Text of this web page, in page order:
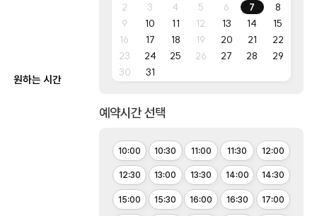
원하는 시간
2
3 4 5 6 7
8
9
10 11 12 13 14
15
16
17 18 19 20 21
22
23
24 25 26 27 28
29
30
31
예약시간 선택
10:00 10:30 11:00 11:30 12:00
12:30 13:00 13:30 14:00 14:30
15:00 15:30 16:00 16:30 17:00